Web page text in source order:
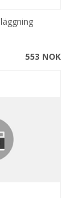
553 NOK